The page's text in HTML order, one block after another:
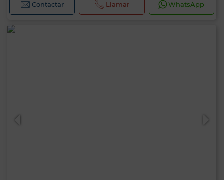
Contactar Llamar WhatsApp